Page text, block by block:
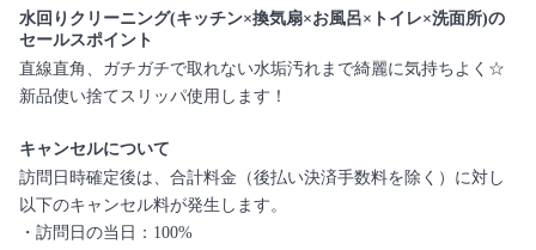
水回りクリーニング(キッチン×換気扇×お風呂×トイレ×洗面所)の
セールスポイント
直線直角、ガチガチで取れない水垢汚れまで綺麗に気持ちよく☆
新品使い捨てスリッパ使用します！
キャンセルについて
訪問日時確定後は、合計料金（後払い決済手数料を除く）に対し
以下のキャンセル料が発生します。
・訪問日の当日：100%